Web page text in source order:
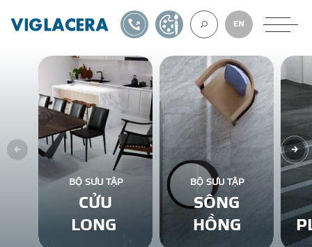
VỀ CHÚNG
GẠCH ỐP LÁT
BÊ TÔNG KHÍ
NGÓI LỢP
EN
1900561582TỰ THIẾT KẾ
BỘ SƯU TẬP
CỬU
LONG
BỘ SƯU TẬP
SÔNG
HỒNG